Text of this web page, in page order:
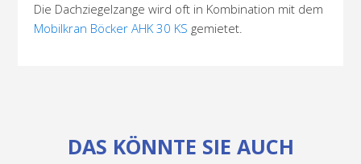
Die Dachziegelzange wird oft in Kombination mit dem
Mobilkran Böcker AHK 30 KS gemietet.
DAS KÖNNTE SIE AUCH